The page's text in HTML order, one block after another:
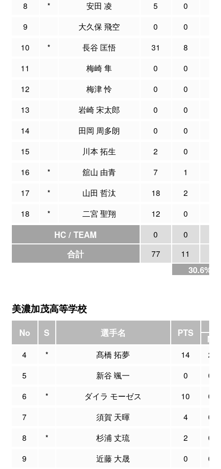
8
* 安田 凌 5 0
9
大久保 飛空 0 0
10
* 長谷 匡悟 31 8
11
梅崎 隼 0 0
12
梅津 怜 0 0
13
岩崎 宋太郎 0 0
14
田岡 周多朗 0 0
15
川本 拓生 2 0
16
* 舘山 由青 7 1
17
* 山田 哲汰 18 2
18
* 二宮 聖翔 12 0
HC / TEAM 0 0
合計 77 11
30.6%
美濃加茂高等学校
No S 選手名 PTS
M
4 * 髙橋 拓夢 14
2
5
新谷 颯一 0
0
6
* ダイラ モーゼス 10
0
7
須賀 天暉 4
0
8
* 杉浦 丈琉 2
0
9
近藤 大晟 0 0